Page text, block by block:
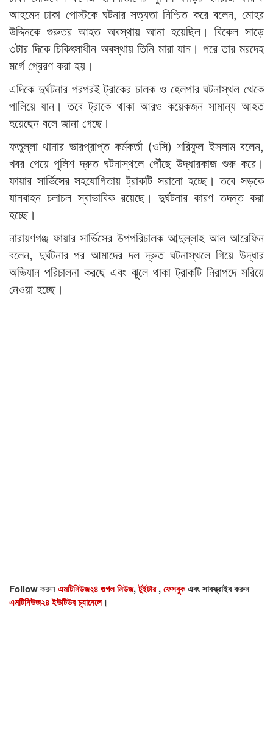
আহমেদ ঢাকা পোস্টকে ঘটনার সত্যতা নিশ্চিত করে বলেন, মোহর
উদ্দিনকে গুরুতর আহত অবস্থায় আনা হয়েছিল। বিকেল সাড়ে
৩টার দিকে চিকিৎসাধীন অবস্থায় তিনি মারা যান। পরে তার মরদেহ
মর্গে প্রেরণ করা হয়।
এদিকে দুর্ঘটনার পরপরই ট্রাকের চালক ও হেলপার ঘটনাস্থল থেকে
পালিয়ে যান। তবে ট্রাকে থাকা আরও কয়েকজন সামান্য আহত
হয়েছেন বলে জানা গেছে।
ফতুল্লা থানার ভারপ্রাপ্ত কর্মকর্তা (ওসি) শরিফুল ইসলাম বলেন,
খবর পেয়ে পুলিশ দ্রুত ঘটনাস্থলে পৌঁছে উদ্ধারকাজ শুরু করে।
ফায়ার সার্ভিসের সহযোগিতায় ট্রাকটি সরানো হচ্ছে। তবে সড়কে
যানবাহন চলাচল স্বাভাবিক রয়েছে। দুর্ঘটনার কারণ তদন্ত করা
হচ্ছে।
নারায়ণগঞ্জ ফায়ার সার্ভিসের উপপরিচালক আব্দুল্লাহ আল আরেফিন
বলেন, দুর্ঘটনার পর আমাদের দল দ্রুত ঘটনাস্থলে গিয়ে উদ্ধার
অভিযান পরিচালনা করছে এবং ঝুলে থাকা ট্রাকটি নিরাপদে সরিয়ে
নেওয়া হচ্ছে।
Followকরুনএমটিনিউজ২৪ গুগল নিউজ,টুইটার,ফেসবুকএবং সাবস্ক্রাইব করুন
এমটিনিউজ২৪ ইউটিউব চ্যানেলে।